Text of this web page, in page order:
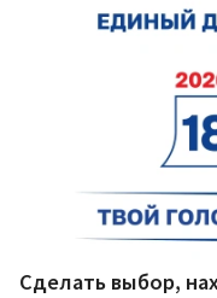
Сделать выбор,